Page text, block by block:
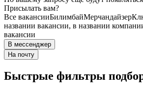
Присылать вам?
Все вакансииБилимбайМерчандайзер
названии вакансии, в названии
вакансии
В мессенджер
На почту
Быстрые фильтры